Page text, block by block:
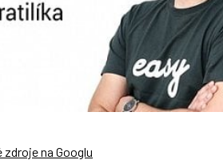
na Googlu